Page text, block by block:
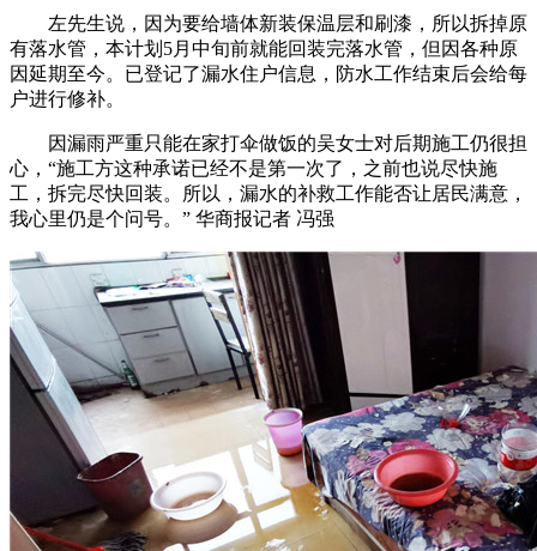
左先生说，因为要给墙体新装保温层和刷漆，所以拆掉原
有落水管，本计划5月中旬前就能回装完落水管，但因各种原
因延期至今。已登记了漏水住户信息，防水工作结束后会给每
户进行修补。
因漏雨严重只能在家打伞做饭的吴女士对后期施工仍很担
心，“施工方这种承诺已经不是第一次了，之前也说尽快施
工，拆完尽快回装。所以，漏水的补救工作能否让居民满意，
我心里仍是个问号。” 华商报记者 冯强